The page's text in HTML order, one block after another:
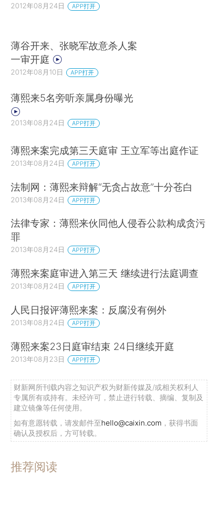
2012年08月24日 APP打开
薄谷开来、张晓军故意杀人案
一审开庭
2012年08月10日 APP打开
薄熙来5名旁听亲属身份曝光
2013年08月24日 APP打开
薄熙来案完成第三天庭审 王立军等出庭作证
2013年08月24日 APP打开
法制网：薄熙来辩解“无贪占故意”十分苍白
2013年08月24日 APP打开
法律专家：薄熙来伙同他人侵吞公款构成贪污
罪
2013年08月24日 APP打开
薄熙来案庭审进入第三天 继续进行法庭调查
2013年08月24日 APP打开
人民日报评薄熙来案：反腐没有例外
2013年08月24日 APP打开
薄熙来案23日庭审结束 24日继续开庭
2013年08月23日 APP打开
财新网所刊载内容之知识产权为财新传媒及/或相关权利人
专属所有或持有。未经许可，禁止进行转载、摘编、复制及
建立镜像等任何使用。
如有意愿转载，请发邮件至hello@caixin.com ，获得书面
确认及授权后，方可转载。
推荐阅读